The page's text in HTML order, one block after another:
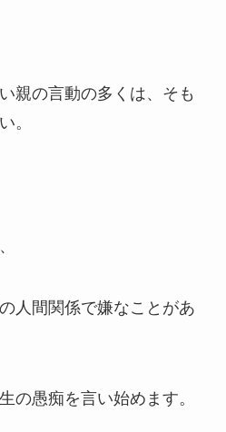
親の言動の多くは、そも
。
人間関係で嫌なことがあ
の愚痴を言い始めます。